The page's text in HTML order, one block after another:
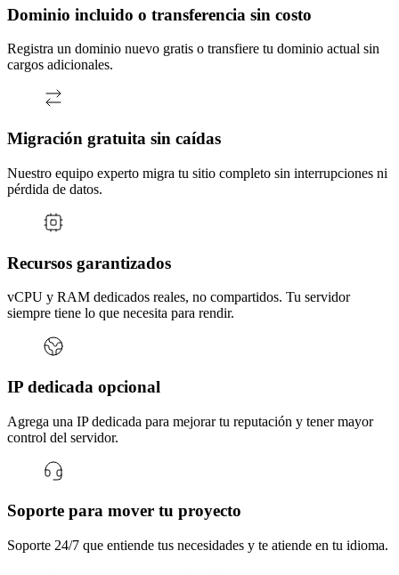
Dominio incluido o transferencia sin costo
Registra un dominio nuevo gratis o transfiere tu dominio actual sin
cargos adicionales.
Migración gratuita sin caídas
Nuestro equipo experto migra tu sitio completo sin interrupciones ni
pérdida de datos.
Recursos garantizados
vCPU y RAM dedicados reales, no compartidos. Tu servidor
siempre tiene lo que necesita para rendir.
IP dedicada opcional
Agrega una IP dedicada para mejorar tu reputación y tener mayor
control del servidor.
Soporte para mover tu proyecto
Soporte 24/7 que entiende tus necesidades y te atiende en tu idioma.